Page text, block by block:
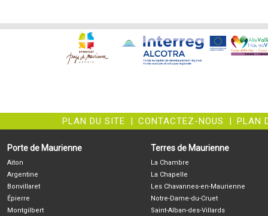
PLAN DU SITE | CONTACTEZ-NOUS | PLAN
Porte de Maurienne
Aiton
Argentine
Bonvillaret
Épierre
Montgilbert
Terres de Maurienne
La Chambre
La Chapelle
Les Chavannes-en-Maurienne
Notre-Dame-du-Cruet
Saint-Alban-des-Villards